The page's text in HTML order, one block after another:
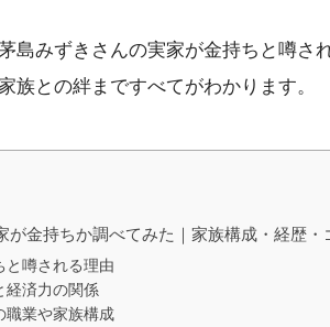
島みずきさんの実家が金持ちと噂さ
族との絆まですべてがわかります。
が金持ちか調べてみた｜家族構成・経歴・
と噂される理由
経済力の関係
職業や家族構成